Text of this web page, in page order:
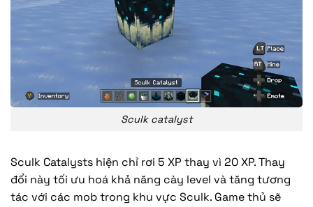
Sculk catalyst
Sculk Catalysts hiện chỉ rơi 5 XP thay vì 20 XP. Thay
đổi này tối ưu hoá khả năng cày level và tăng tương
tác với các mob trong khu vực Sculk. Game thủ sẽ